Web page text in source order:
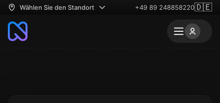
Wählen Sie den Standort +49 89 248858220🇩🇪